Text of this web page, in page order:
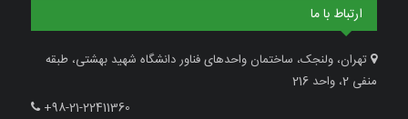
ارتباط با ما
تهران، ولنجک، ساختمان واحدهای فناور دانشگاه شهید بهشتی، طبقه
منفی 2، واحد 216
+98-21-22411360